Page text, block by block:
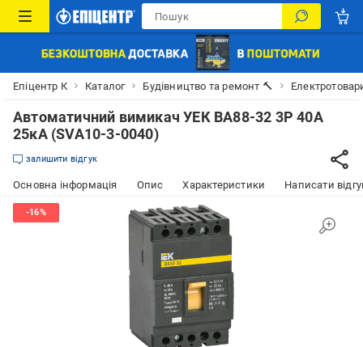
Епіцентр К Каталог Будівництво та ремонт 🔨
Автоматичний вимикач УЕК ВА88-32 3Р 40А
25кА (SVA10-3-0040)
залишити відгук
Основна інформація Опис Характеристики Написати